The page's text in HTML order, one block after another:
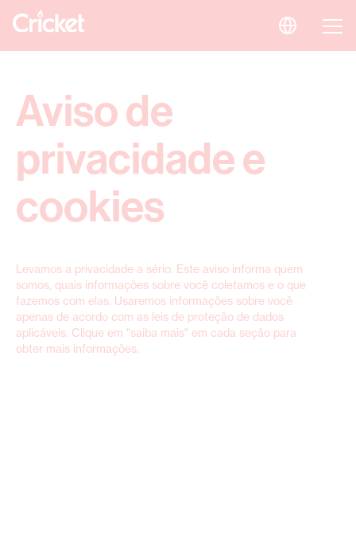
Aviso de
privacidade e
cookies
Levamos a privacidade a sério. Este aviso informa quem
somos, quais informações sobre você coletamos e o que
fazemos com elas. Usaremos informações sobre você
apenas de acordo com as leis de proteção de dados
aplicáveis. Clique em "saiba mais" em cada seção para
obter mais informações.